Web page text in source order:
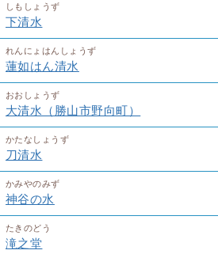
しもしょうず
下清水
れんにょはんしょうず
蓮如はん清水
おおしょうず
大清水（勝山市野向町）
かたなしょうず
刀清水
かみやのみず
神谷の水
たきのどう
滝之堂